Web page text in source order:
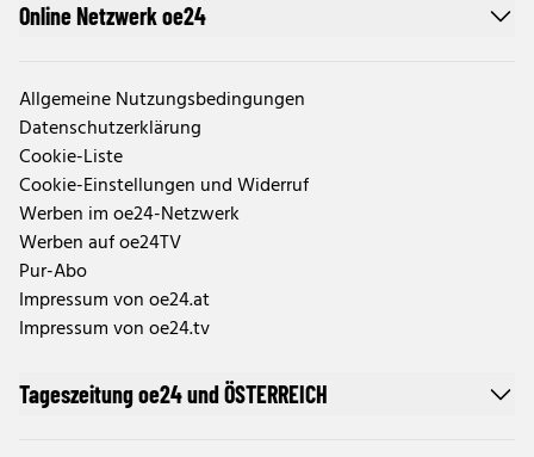
Online Netzwerk oe24
Allgemeine Nutzungsbedingungen
Datenschutzerklärung
Cookie-Liste
Cookie-Einstellungen und Widerruf
Werben im oe24-Netzwerk
Werben auf oe24TV
Pur-Abo
Impressum von oe24.at
Impressum von oe24.tv
Tageszeitung oe24 und ÖSTERREICH